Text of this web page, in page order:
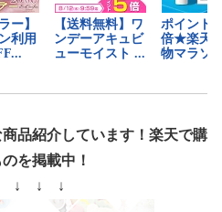
品紹介しています！楽天で購
を掲載中！
↓ ↓ ↓